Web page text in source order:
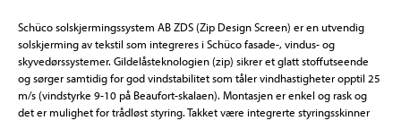
Schüco solskjermingssystem AB ZDS (Zip Design Screen) er en utvendig
solskjerming av tekstil som integreres i Schüco fasade-, vindus- og
skyvedørssystemer. Gildelåsteknologien (zip) sikrer et glatt stoffutseende
og sørger samtidig for god vindstabilitet som tåler vindhastigheter opptil 25
m/s (vindstyrke 9-10 på Beaufort-skalaen). Montasjen er enkel og rask og
det er mulighet for trådløst styring. Takket være integrerte styringsskinner